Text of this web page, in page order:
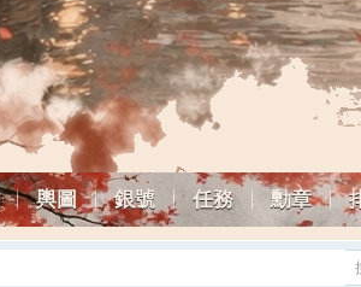
輿圖 銀號 任務 勳章